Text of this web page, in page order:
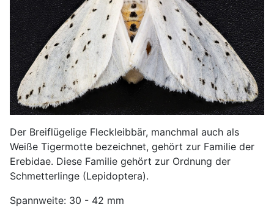
Der Breiflügelige Fleckleibbär, manchmal auch als
Weiße Tigermotte bezeichnet, gehört zur Familie der
Erebidae. Diese Familie gehört zur Ordnung der
Schmetterlinge (Lepidoptera).
Spannweite: 30 - 42 mm